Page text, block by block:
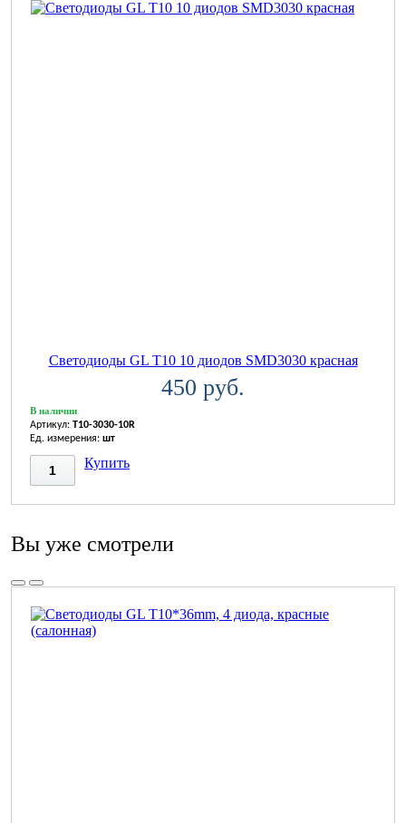
Светодиоды GL T10 10 диодов SMD3030 красная
450 руб.
В наличии
Артикул: T10-3030-10R
Ед. измерения: шт
Купить
Вы уже смотрели